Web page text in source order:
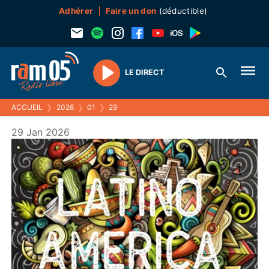
Adhérer Faire un don (déductible)
Play
LE DIRECT
ACCUEIL ❯ 2026 ❯ 01 ❯ 29
29 Jan 2026